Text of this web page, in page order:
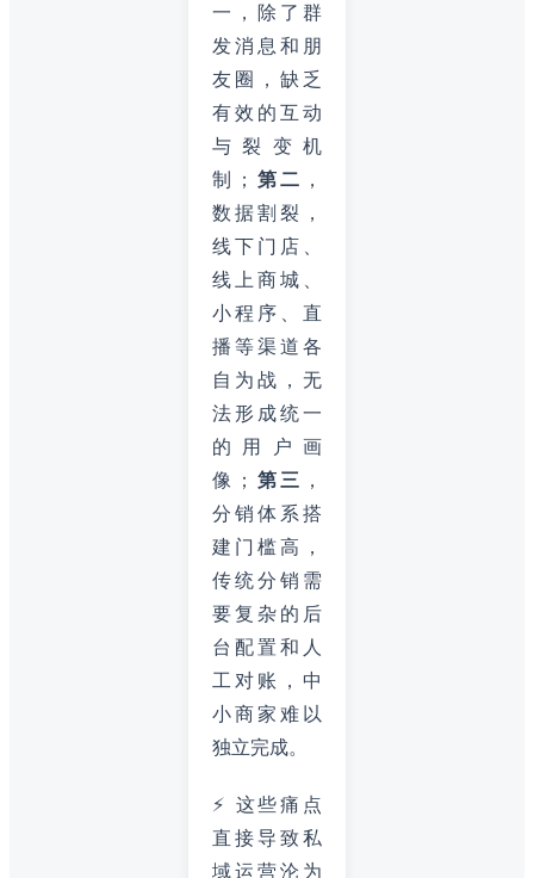
一，除了群
发消息和朋
友圈，缺乏
有效的互动
与裂变机
制； 第二 ，
数据割裂，
线下门店、
线上商城、
小程序、直
播等渠道各
自为战，无
法形成统一
的用户画
像； 第三
，
分销体系搭
建门槛高，
传统分销需
要复杂的后
台配置和人
工对账，中
小商家难以
独立完成。
⚡ 这些痛点
直接导致私
域运营沦为